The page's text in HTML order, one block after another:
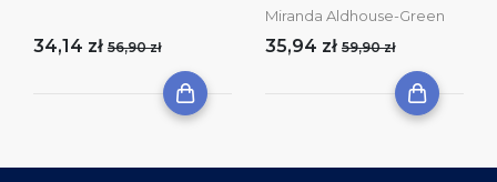
34,14 zł 56,90 zł
Miranda Aldhouse-Green
35,94 zł 59,90 zł